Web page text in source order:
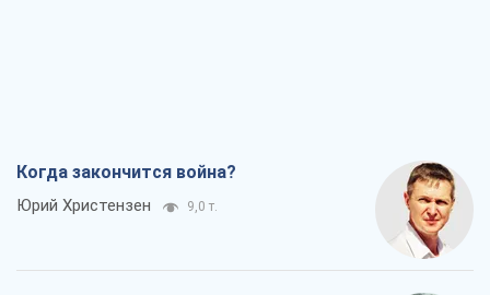
Когда закончится война?
Юрий Христензен 9,0 т.